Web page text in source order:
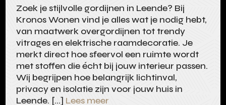
Zoek je stijlvolle gordijnen in Leende? Bij
Kronos Wonen vind je alles wat je nodig hebt,
van maatwerk overgordijnen tot trendy
vitrages en elektrische raamdecoratie. Je
merkt direct hoe sfeervol een ruimte wordt
met stoffen die écht bij jouw interieur passen.
Wij begrijpen hoe belangrijk lichtinval,
privacy en isolatie zijn voor jouw huis in
Leende. […] Lees meer